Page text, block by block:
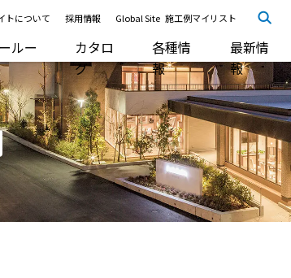
トについて 採用情報 Global Site 施工例マイリスト
ルー
カタロ
グ
各種情
報
最新情
報